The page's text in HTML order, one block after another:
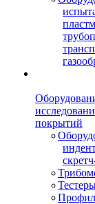
покрытий